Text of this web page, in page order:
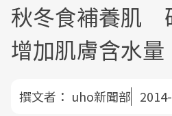
秋冬食補養肌
增加肌膚含水量
撰文者： uho新聞部